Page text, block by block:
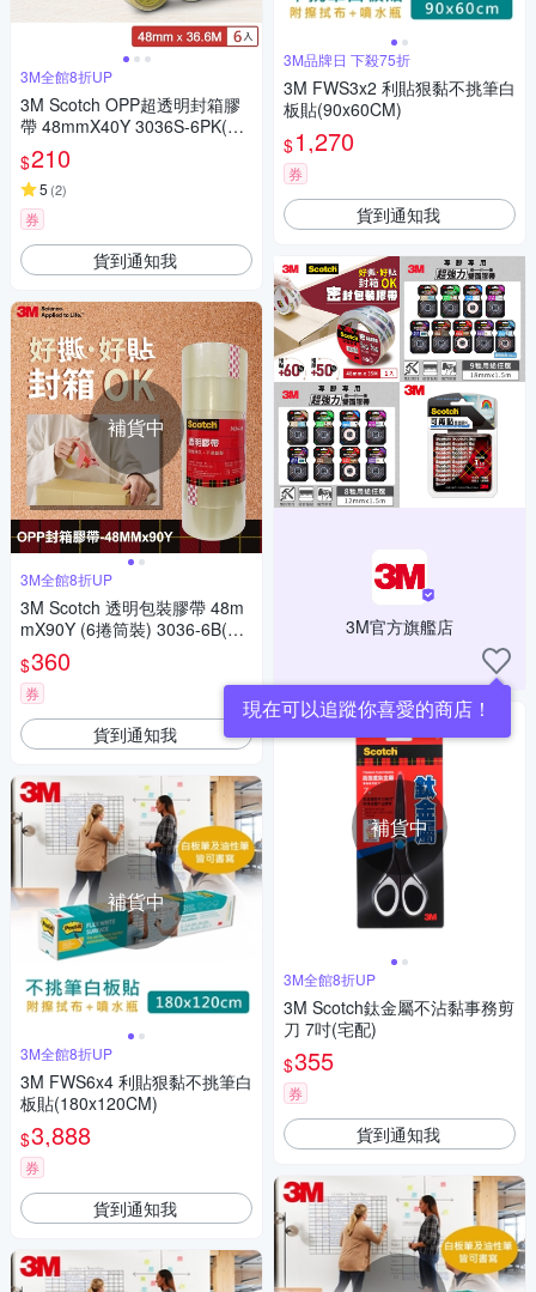
3M全館8折UP
3M Scotch OPP超透明封箱膠
帶 48mmX40Y 3036S-6PK(宅
配)
$210
5 (2)
券
貨到通知我
補貨中
3M全館8折UP
3M Scotch 透明包裝膠帶 48m
mX90Y (6捲筒裝) 3036-6B(宅
配)
$360
券
貨到通知我
補貨中
3M全館8折UP
3M FWS6x4 利貼狠黏不挑筆白
板貼(180x120CM)
$3,888
券
貨到通知我
3M品牌日 下殺75折
3M FWS3x2 利貼狠黏不挑筆白
板貼(90x60CM)
$1,270
券
貨到通知我
3M官方旗艦店
現在可以追蹤你喜愛的商店！
補貨中
3M全館8折UP
3M Scotch鈦金屬不沾黏事務剪
刀 7吋(宅配)
$355
券
貨到通知我